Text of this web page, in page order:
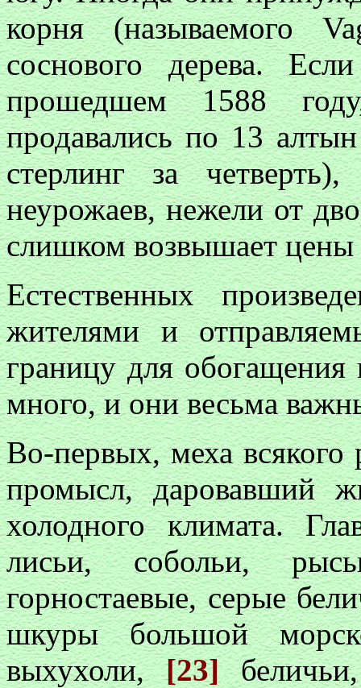
корня (называемого
соснового дерева.
прошедшем 1588
продавались по 13
стерлинг за
неурожаев, нежели от
слишком возвышает цены
Естественных
жителями и
границу для обогащения
много, и они весьма
Во-первых, меха
промысл, даровавший
холодного климата.
лисьи, собольи,
горностаевые, серые
шкуры большой
выхухоли,
[23]